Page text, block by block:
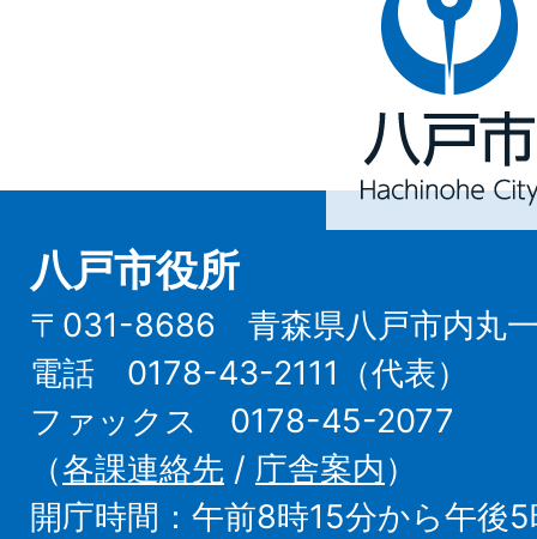
戸
市
Hachinohe
City
八戸市役所
〒031-8686 青森県八戸市内丸一
電話 0178-43-2111（代表）
ファックス 0178-45-2077
（各課連絡先 / 庁舎案内）
開庁時間：午前8時15分から午後5